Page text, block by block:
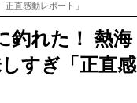
直感動レポート」
釣れた！ 熱海
すぎ「正直感